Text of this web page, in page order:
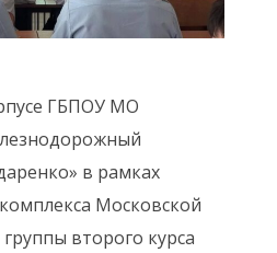
ГБПОУ МО
в рамках
Московской
второго курса